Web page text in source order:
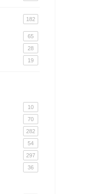
182
65
28
19
10
70
282
54
297
36